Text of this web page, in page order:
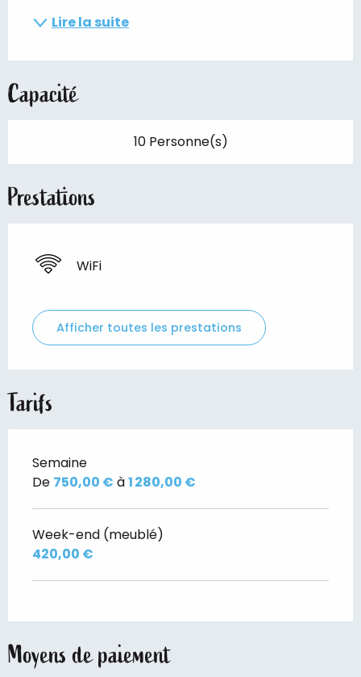
Lire la suite
Capacité
10 Personne(s)
Prestations
WiFi
Afficher toutes les prestations
Tarifs
Semaine
De 750,00 € à1 280,00 €
Week-end (meublé)
420,00 €
Moyens de paiement